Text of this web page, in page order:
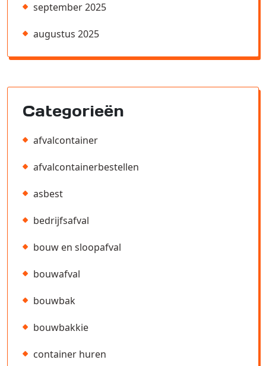
september 2025
augustus 2025
Categorieën
afvalcontainer
afvalcontainerbestellen
asbest
bedrijfsafval
bouw en sloopafval
bouwafval
bouwbak
bouwbakkie
container huren